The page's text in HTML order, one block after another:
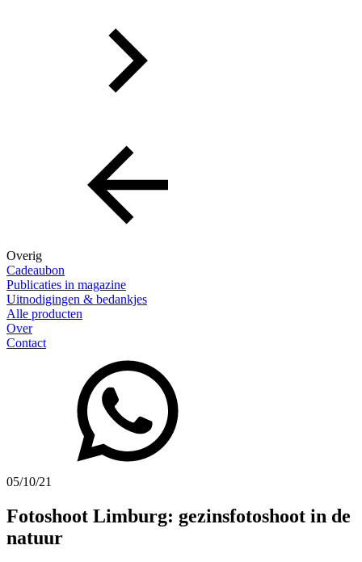
Overig
Cadeaubon
Publicaties in magazine
Uitnodigingen & bedankjes
Alle producten
Over
Contact
05/10/21
Fotoshoot Limburg: gezinsfotoshoot in de
natuur